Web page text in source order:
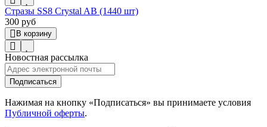
Стразы SS8 Crystal AB (1440 шт)
300 руб
В корзину
Новостная рассылка
Подписаться
Нажимая на кнопку «Подписаться» вы принимаете условия
Публичной оферты.